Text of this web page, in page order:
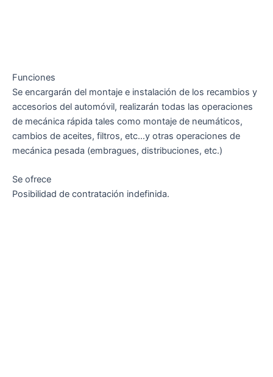
Funciones
Se encargarán del montaje e instalación de los recambios y
accesorios del automóvil, realizarán todas las operaciones
de mecánica rápida tales como montaje de neumáticos,
cambios de aceites, filtros, etc…y otras operaciones de
mecánica pesada (embragues, distribuciones, etc.)
Se ofrece
Posibilidad de contratación indefinida.